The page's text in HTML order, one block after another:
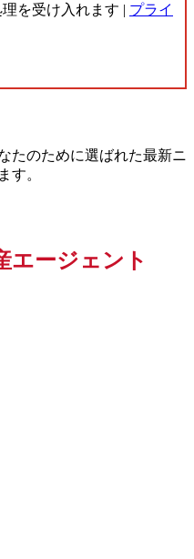
を受け入れます | プライ
たのために選ばれた最新ニ
す。
エージェント